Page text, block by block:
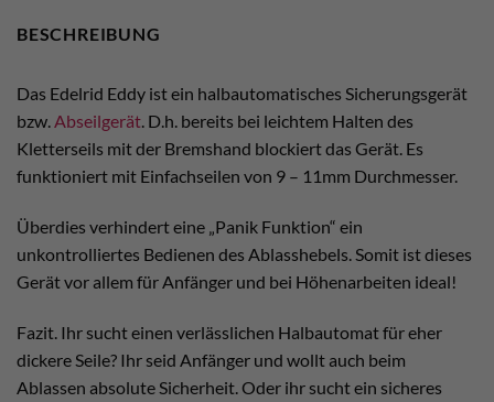
BESCHREIBUNG
Das Edelrid Eddy ist ein halbautomatisches Sicherungsgerät
bzw.Abseilgerät. D.h. bereits bei leichtem Halten des
Kletterseils mit der Bremshand blockiert das Gerät. Es
funktioniert mit Einfachseilen von 9 – 11mm Durchmesser.
Überdies verhindert eine „Panik Funktion“ ein
unkontrolliertes Bedienen des Ablasshebels. Somit ist dieses
Gerät vor allem für Anfänger und bei Höhenarbeiten ideal!
Fazit. Ihr sucht einen verlässlichen Halbautomat für eher
dickere Seile? Ihr seid Anfänger und wollt auch beim
Ablassen absolute Sicherheit. Oder ihr sucht ein sicheres